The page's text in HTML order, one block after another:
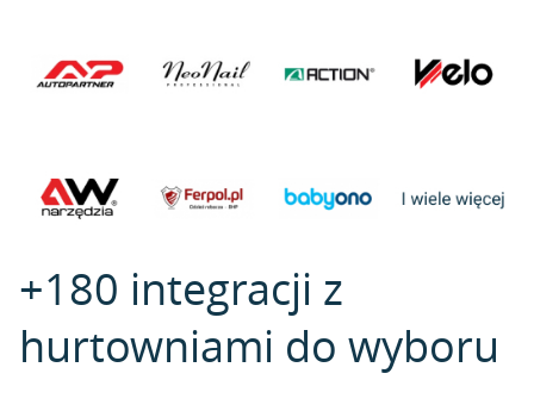
+180 integracji z
hurtowniami do wyboru